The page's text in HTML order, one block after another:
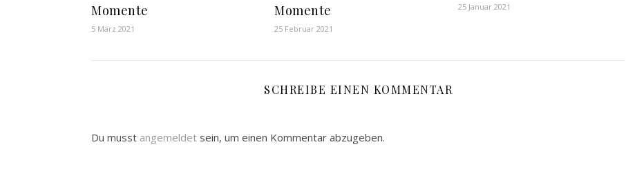
Momente
5 März 2021
Momente
25 Februar 2021
25 Januar 2021
SCHREIBE EINEN KOMMENTAR
Du musst angemeldet sein, um einen Kommentar abzugeben.